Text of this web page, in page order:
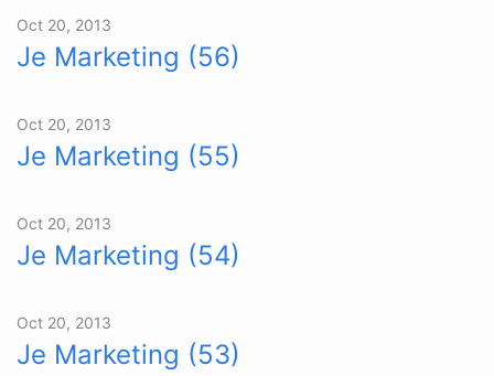
Oct 20, 2013
Je Marketing (56)
Oct 20, 2013
Je Marketing (55)
Oct 20, 2013
Je Marketing (54)
Oct 20, 2013
Je Marketing (53)